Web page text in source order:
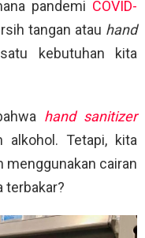
pandemi COVID-
tangan atau hand
kebutuhan kita
hand sanitizer
alkohol. Tetapi, kita
menggunakan cairan
terbakar?